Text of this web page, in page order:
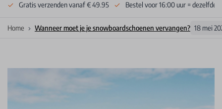
Gratis verzenden vanaf € 49.95 Bestel voor 16:00 uur = dezelfde
Home Wanneer moet je je snowboardschoenen vervangen? 18 mei